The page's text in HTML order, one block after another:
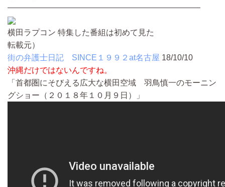
————————————————————————
横田ラプコン 特集した番組は初めて見た
転載元）
街の弁護士日記 SINCE１９９２at名古屋 18/10/10
沖縄だけではないんですね。
「首都圏にそびえる広大な横田空域 羽鳥慎一のモーニン
グショー（２０１８年１０月９日）」